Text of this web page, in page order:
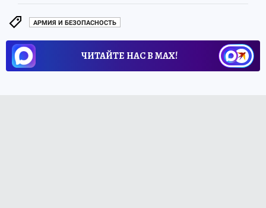
АРМИЯ И БЕЗОПАСНОСТЬ
ЧИТАЙТЕ НАС В МАХ!